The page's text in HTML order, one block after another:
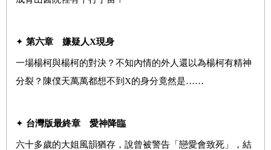
✦ 第六章 嫌疑人X現身
一場楊柯與楊柯的對決？不知內情的外人還以為楊柯有精神
分裂？陳僕天萬萬都想不到X的身分竟然是……
✦ 台灣版最終章 愛神降臨
六十多歲的大姐風韻猶存，說曾被警告「戀愛會致死」，結